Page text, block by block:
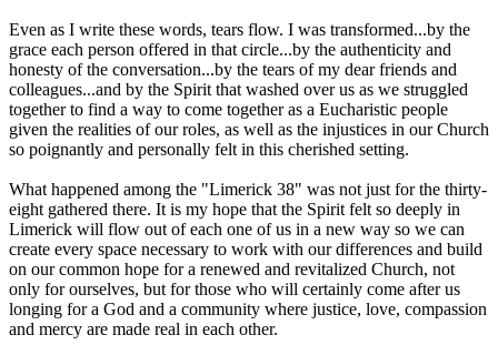
Even as I write these words, tears flow. I was transformed...by the
grace each person offered in that circle...by the authenticity and
honesty of the conversation...by the tears of my dear friends and
colleagues...and by the Spirit that washed over us as we struggled
together to find a way to come together as a Eucharistic people
given the realities of our roles, as well as the injustices in our Church
so poignantly and personally felt in this cherished setting.
What happened among the "Limerick 38" was not just for the thirty-
eight gathered there. It is my hope that the Spirit felt so deeply in
Limerick will flow out of each one of us in a new way so we can
create every space necessary to work with our differences and build
on our common hope for a renewed and revitalized Church, not
only for ourselves, but for those who will certainly come after us
longing for a God and a community where justice, love, compassion
and mercy are made real in each other.